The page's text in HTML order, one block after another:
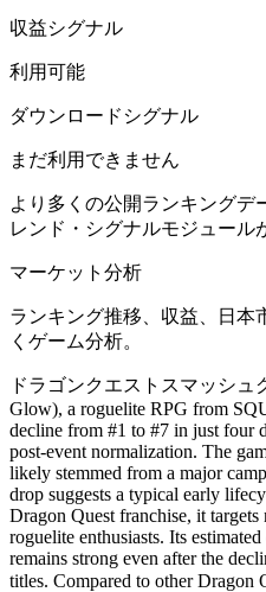
収益シグナル
利用可能
ダウンロードシグナル
まだ利用できません
より多くの公開ランキングデ
レンド・シグナルモジュール
マーケット分析
ランキング推移、収益、日本
くゲーム分析。
ドラゴンクエストスマッシュ
Glow), a roguelite RPG from
decline from #1 to #7 in just four
post-event normalization. The
likely stemmed from a major
drop suggests a typical early
Dragon Quest franchise, it targets
roguelite enthusiasts. Its
remains strong even after the
titles. Compared to other